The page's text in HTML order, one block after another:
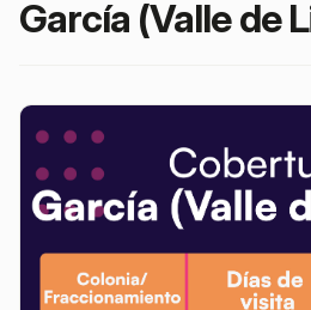
García (Valle de